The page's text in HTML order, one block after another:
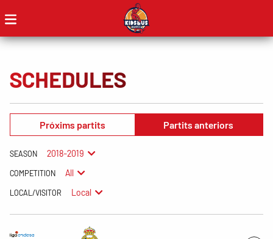
SCHEDULES
Próxims partits Partits anteriors
SEASON 2018-2019
COMPETITION All
LOCAL/VISITOR Local